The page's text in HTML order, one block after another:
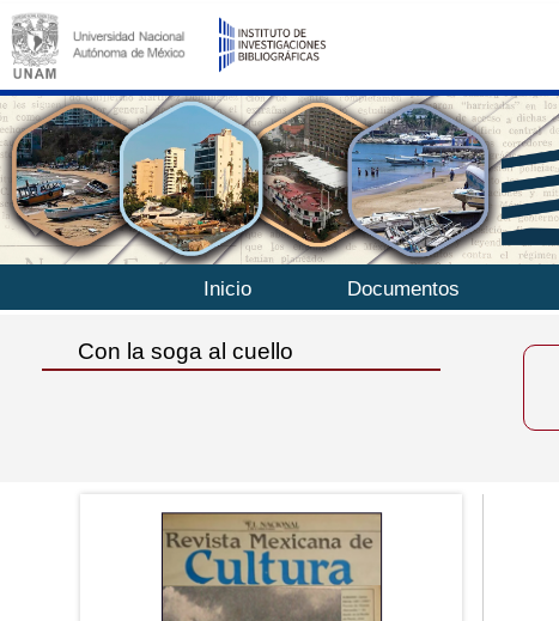
Inicio Documentos
Con la soga al cuello